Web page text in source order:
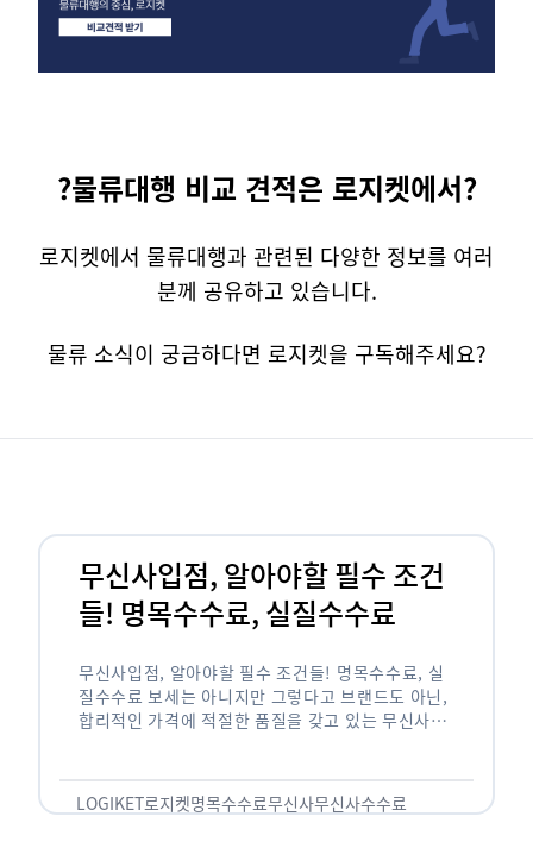
?물류대행 비교 견적은 로지켓에서?
로지켓에서 물류대행과 관련된 다양한 정보를 여러
분께 공유하고 있습니다.
물류 소식이 궁금하다면 로지켓을 구독해주세요?
무신사입점, 알아야할 필수 조건
들! 명목수수료, 실질수수료
무신사입점, 알아야할 필수 조건들! 명목수수료, 실
질수수료 보세는 아니지만 그렇다고 브랜드도 아닌,
합리적인 가격에 적절한 품질을 갖고 있는 무신사!
LOGIKET로지켓명목수수료무신사무신사수수료